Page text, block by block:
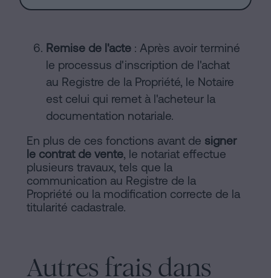
Remise de l'acte : Après avoir terminé
le processus d'inscription de l'achat
au Registre de la Propriété, le Notaire
est celui qui remet à l'acheteur la
documentation notariale.
En plus de ces fonctions avant de signer
le contrat de vente, le notariat effectue
plusieurs travaux, tels que la
communication au Registre de la
Propriété ou la modification correcte de la
titularité cadastrale.
Autres frais dans